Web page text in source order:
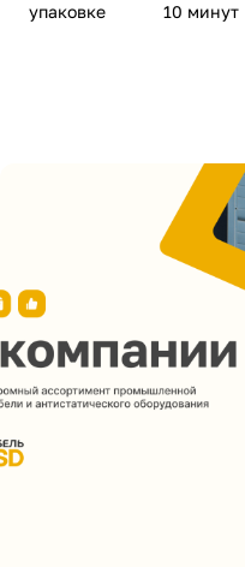
упаковке
10 минут